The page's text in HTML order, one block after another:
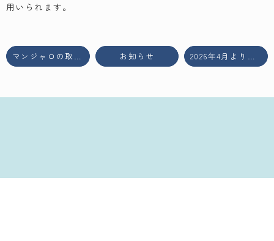
用いられます。
マンジャロの取り扱いを開始しました お知らせ 2026年4月より、水曜日午後の診療も開始いたします